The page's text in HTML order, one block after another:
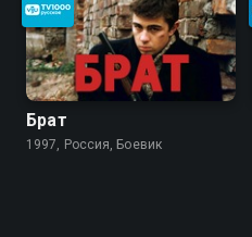
Брат
1997, Россия, Боевик